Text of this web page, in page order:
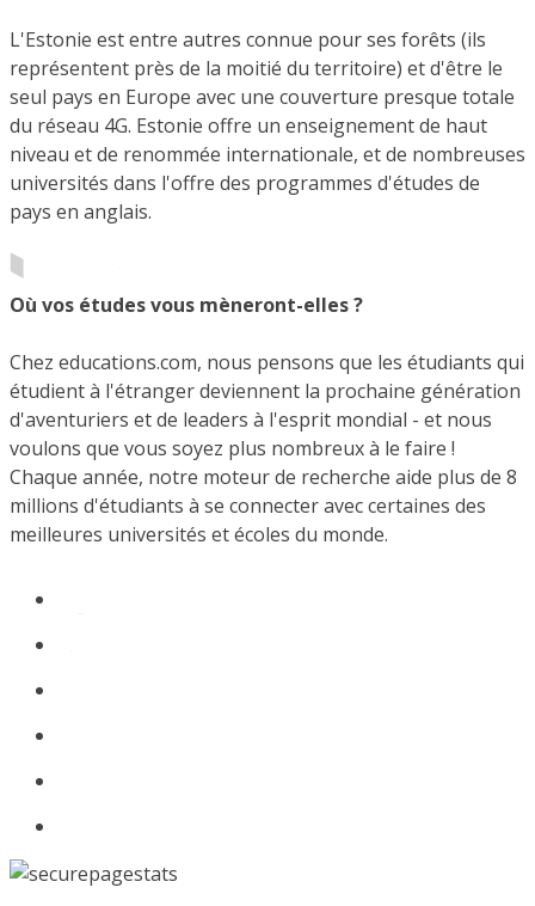
L'Estonie est entre autres connue pour ses forêts (ils
représentent près de la moitié du territoire) et d'être le
seul pays en Europe avec une couverture presque totale
du réseau 4G. Estonie offre un enseignement de haut
niveau et de renommée internationale, et de nombreuses
universités dans l'offre des programmes d'études de
pays en anglais.
Où vos études vous mèneront-elles ?
Chez educations.com, nous pensons que les étudiants qui
étudient à l'étranger deviennent la prochaine génération
d'aventuriers et de leaders à l'esprit mondial - et nous
voulons que vous soyez plus nombreux à le faire !
Chaque année, notre moteur de recherche aide plus de 8
millions d'étudiants à se connecter avec certaines des
meilleures universités et écoles du monde.